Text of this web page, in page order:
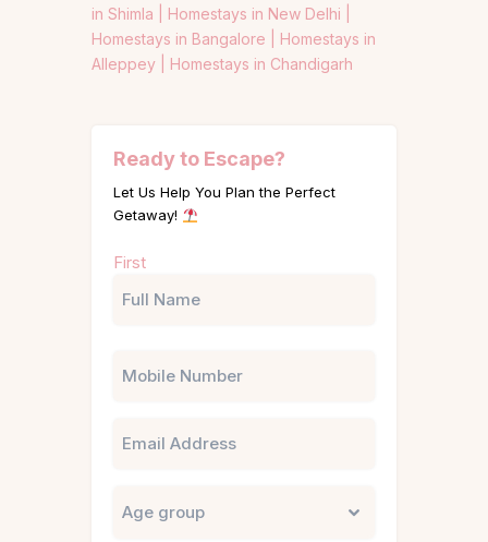
in Shimla | Homestays in New Delhi |
Homestays in Bangalore | Homestays in
Alleppey | Homestays in Chandigarh
Ready to Escape?
Let Us Help You Plan the Perfect
Getaway!
(Required)
First